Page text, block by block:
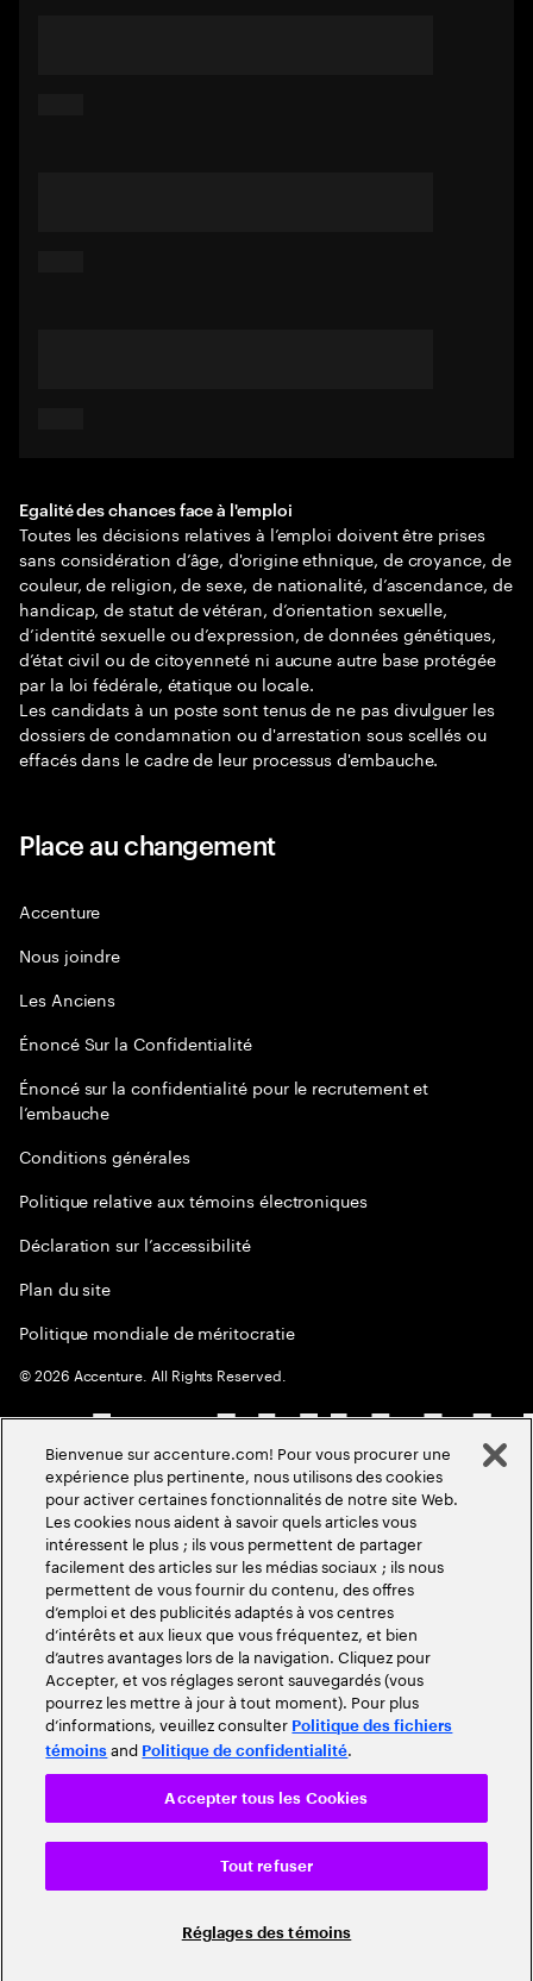
Egalité des chances face à l'emploi
Toutes les décisions relatives à l’emploi doivent être prises
sans considération d’âge, d'origine ethnique, de croyance, de
couleur, de religion, de sexe, de nationalité, d’ascendance, de
handicap, de statut de vétéran, d’orientation sexuelle,
d’identité sexuelle ou d’expression, de données génétiques,
d’état civil ou de citoyenneté ni aucune autre base protégée
par la loi fédérale, étatique ou locale.
Les candidats à un poste sont tenus de ne pas divulguer les
dossiers de condamnation ou d'arrestation sous scellés ou
effacés dans le cadre de leur processus d'embauche.
Place au changement
Accenture
Nous joindre
Les Anciens
Énoncé Sur la Confidentialité
Énoncé sur la confidentialité pour le recrutement et
l’embauche
Conditions générales
Politique relative aux témoins électroniques
Déclaration sur l’accessibilité
Plan du site
Politique mondiale de méritocratie
©2026 Accenture. All Rights Reserved.
Bienvenue sur accenture.com! Pour vous procurer une
expérience plus pertinente, nous utilisons des cookies
pour activer certaines fonctionnalités de notre site Web.
Les cookies nous aident à savoir quels articles vous
intéressent le plus ; ils vous permettent de partager
facilement des articles sur les médias sociaux ; ils nous
permettent de vous fournir du contenu, des offres
d’emploi et des publicités adaptés à vos centres
d’intérêts et aux lieux que vous fréquentez, et bien
d’autres avantages lors de la navigation. Cliquez pour
Accepter, et vos réglages seront sauvegardés (vous
pourrez les mettre à jour à tout moment). Pour plus
d’informations, veuillez consulter Politique des fichiers
témoins and Politique de confidentialité.
Réglages des témoins
Tout refuser
Accepter tous les Cookies